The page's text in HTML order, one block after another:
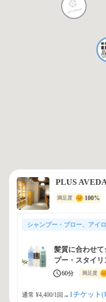
PLUS
満足度 100%
シャンプー・ブロー、アイ
髪質に合わせ
プー・スタイリ
60分 満足度
通常 ¥4,400/1回 → 1チケット